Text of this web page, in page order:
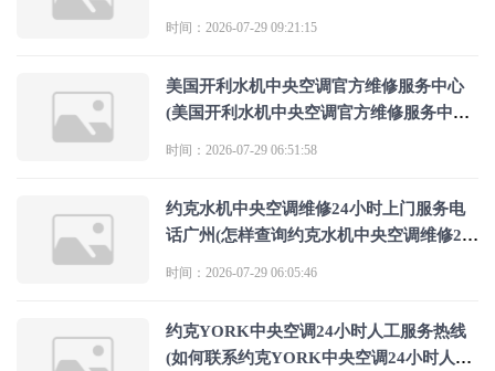
时间：2026-07-29 09:21:15
美国开利水机中央空调官方维修服务中心
(美国开利水机中央空调官方维修服务中心
时间：2026-07-29 06:51:58
约克水机中央空调维修24小时上门服务电
话广州(怎样查询约克水机中央空调维修24
时间：2026-07-29 06:05:46
约克YORK中央空调24小时人工服务热线
(如何联系约克YORK中央空调24小时人工